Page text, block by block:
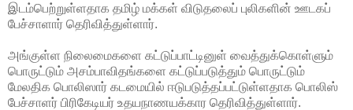
இடம்பெற்றுள்ளதாக தமிழ் மக்கள் விடுதலைப் புலிகளின் ஊடகப்
பேச்சாளார் தெரிவித்துள்ளார்.
அங்குள்ள நிலைமைகளை கட்டுப்பாட்டினுள் வைத்துக்கொள்ளும்
பொருட்டும் அசம்பாவிதங்களை கட்டுப்படுத்தும் பொருட்டும்
மேலதிக பொலிஸார் கடமையில் ஈடுபடுத்தப்பட்டுள்ளதாக பொலிஸ்
பேச்சாளர் பிரிகேடியர் உதயநாணயக்கார தெரிவித்துள்ளார்.